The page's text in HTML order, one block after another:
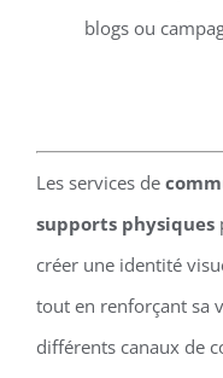
blogs ou
Les services de
supports physiques
créer une identité
tout en renforçant sa
différents canaux de